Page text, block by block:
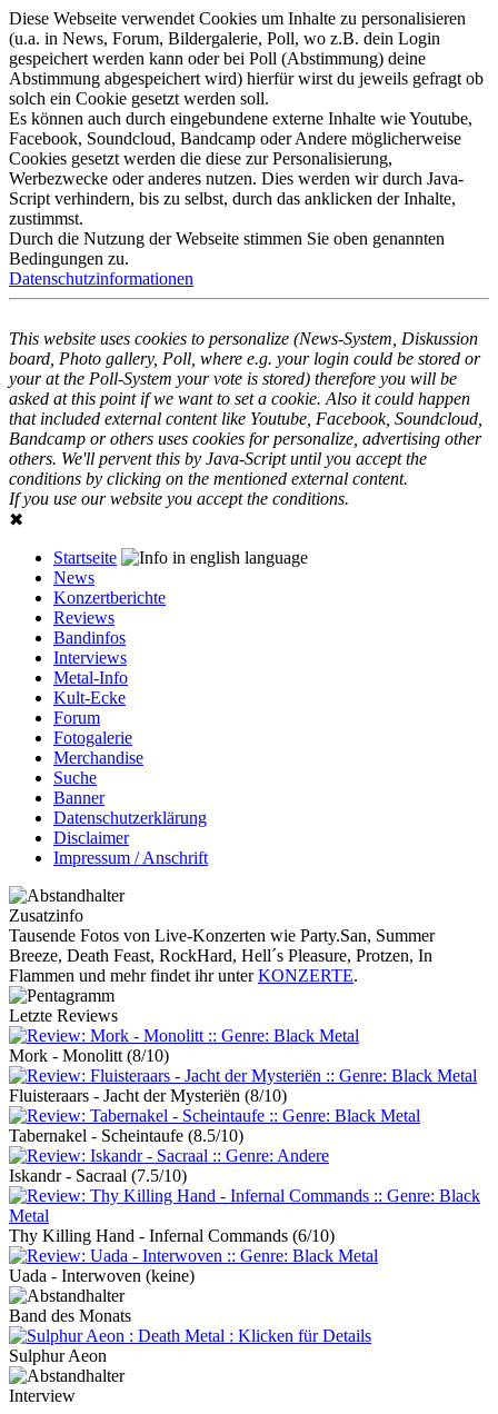
Diese Webseite verwendet Cookies um Inhalte zu personalisieren
(u.a. in News, Forum, Bildergalerie, Poll, wo z.B. dein Login
gespeichert werden kann oder bei Poll (Abstimmung) deine
Abstimmung abgespeichert wird) hierfür wirst du jeweils gefragt ob
solch ein Cookie gesetzt werden soll.
Es können auch durch eingebundene externe Inhalte wie Youtube,
Facebook, Soundcloud, Bandcamp oder Andere möglicherweise
Cookies gesetzt werden die diese zur Personalisierung,
Werbezwecke oder anderes nutzen. Dies werden wir durch Java-
Script verhindern, bis zu selbst, durch das anklicken der Inhalte,
zustimmst.
Durch die Nutzung der Webseite stimmen Sie oben genannten
Bedingungen zu.
Datenschutzinformationen
This website uses cookies to personalize (News-System, Diskussion
board, Photo gallery, Poll, where e.g. your login could be stored or
your at the Poll-System your vote is stored) therefore you will be
asked at this point if we want to set a cookie. Also it could happen
that included external content like Youtube, Facebook, Soundcloud,
Bandcamp or others uses cookies for personalize, advertising other
others. We'll pervent this by Java-Script until you accept the
conditions by clicking on the mentioned external content.
If you use our website you accept the conditions.
✖
Startseite
News
Konzertberichte
Reviews
Bandinfos
Interviews
Metal-Info
Kult-Ecke
Forum
Fotogalerie
Merchandise
Suche
Banner
Datenschutzerklärung
Disclaimer
Impressum / Anschrift
Zusatzinfo
Tausende Fotos von Live-Konzerten wie Party.San, Summer
Breeze, Death Feast, RockHard, Hell´s Pleasure, Protzen, In
Flammen und mehr findet ihr unterKONZERTE.
Letzte Reviews
Mork - Monolitt (8/10)
Fluisteraars - Jacht der Mysteriën (8/10)
Tabernakel - Scheintaufe (8.5/10)
Iskandr - Sacraal (7.5/10)
Thy Killing Hand - Infernal Commands (6/10)
Uada - Interwoven (keine)
Band des Monats
Sulphur Aeon
Interview